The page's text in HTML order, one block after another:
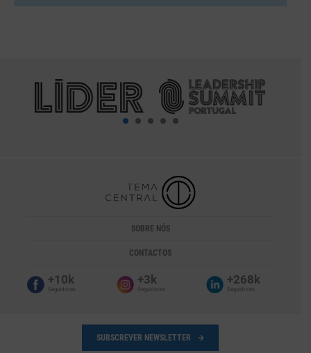
SOBRE NÓS
CONTACTOS
+10k
Seguidores
+3k
Seguidores
+268k
Seguidores
SUBSCREVER NEWSLETTER